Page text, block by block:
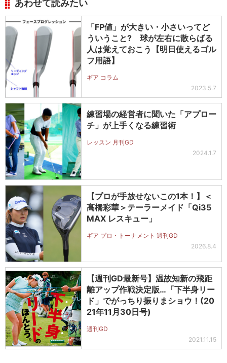
あわせて読みたい
「FP値」が大きい・小さいってど
ういうこと? 球が左右に散らばる
人は覚えておこう【明日使えるゴル
フ用語】
ギア コラム
2023.5.7
練習場の経営者に聞いた「アプロー
チ」が上手くなる練習術
レッスン 月刊GD
2024.1.7
【プロが手放せないこの1本！】＜
髙橋彩華＞テーラーメイド「Qi35
MAX レスキュー」
ギア プロ・トーナメント 週刊GD
2026.8.4
【週刊GD最新号】温故知新の飛距
離アップ作戦決定版…「下半身リー
ド」でがっちり振りまショウ！(20
21年11月30日号)
週刊GD
2021.11.15